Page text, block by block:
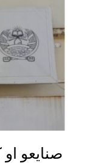
صنایعو